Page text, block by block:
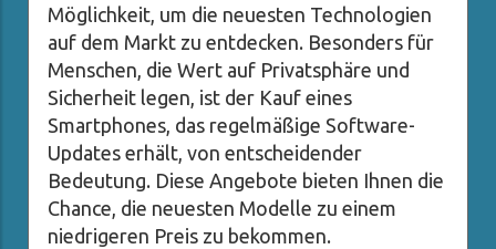
Möglichkeit, um die neuesten Technologien
auf dem Markt zu entdecken. Besonders für
Menschen, die Wert auf Privatsphäre und
Sicherheit legen, ist der Kauf eines
Smartphones, das regelmäßige Software-
Updates erhält, von entscheidender
Bedeutung. Diese Angebote bieten Ihnen die
Chance, die neuesten Modelle zu einem
niedrigeren Preis zu bekommen.